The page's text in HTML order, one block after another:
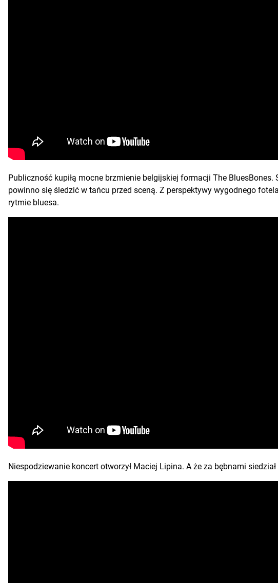
Publiczność kupiłą mocne brzmienie belgijskiej formacji The
powinno się śledzić w tańcu przed sceną. Z perspektywy wygodnego
rytmie bluesa.
Niespodziewanie koncert otworzył Maciej Lipina. A że za bębnami